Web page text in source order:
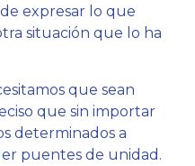
expresar lo que
situación que lo ha
que sean
que sin importar
determinados a
puentes de unidad.